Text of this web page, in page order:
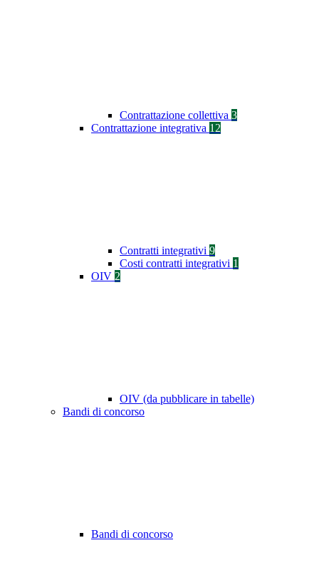
Contrattazione collettiva 3
Contrattazione integrativa 12
Contratti integrativi 9
Costi contratti integrativi 1
OIV 2
OIV (da pubblicare in tabelle)
Bandi di concorso
Bandi di concorso